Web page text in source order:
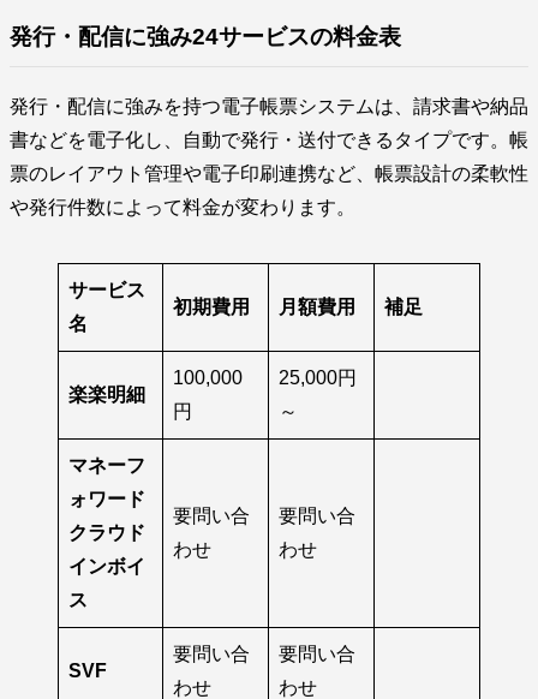
発行・配信に強み24サービスの料金表
発行・配信に強みを持つ電子帳票システムは、請求書や納品
書などを電子化し、自動で発行・送付できるタイプです。帳
票のレイアウト管理や電子印刷連携など、帳票設計の柔軟性
や発行件数によって料金が変わります。
サービス
名
初期費用 月額費用 補足
楽楽明細
100,000
円
25,000円
～
マネーフ
ォワード
クラウド
インボイ
ス
要問い合
わせ
要問い合
わせ
SVF
要問い合
わせ
要問い合
わせ